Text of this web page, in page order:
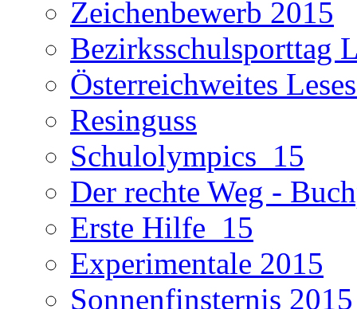
Zeichenbewerb 2015
Bezirksschulsporttag
Österreichweites
Resinguss
Schulolympics_15
Der rechte Weg -
Erste Hilfe_15
Experimentale 2015
Sonnenfinsternis 2015